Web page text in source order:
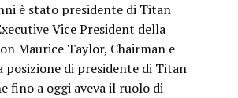
è stato presidente di Titan
Vice President della
Maurice Taylor, Chairman e
di presidente di Titan
fino a oggi aveva il ruolo di